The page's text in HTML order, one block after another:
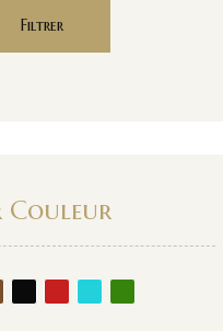
Filtrer
Couleur